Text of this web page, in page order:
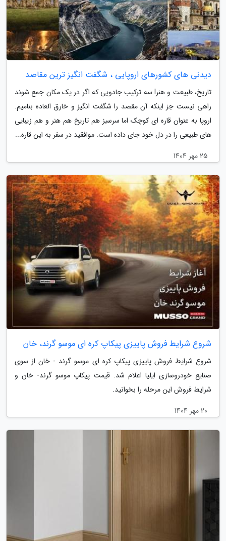
دیدنی های کشورهای اروپایی ، شگفت انگیز ترین مقاصد
تاریخ، طبیعت و هنر! سه ترکیب جادویی که اگر در یک مکان جمع شوند
راهی نیست جز اینکه آن مقصد را شگفت انگیز و خارق العاده بنامیم.
اروپا به عنوان قاره ای کوچک اما سرسبز هم تاریخ هم هنر و هم زیبایی
های طبیعی را در دل خود جای داده است. موافقید در سفر به این قاره...
25 مهر 1404
شروع شرایط فروش پاییزی پیکاپ کره ای موسو گرند، خان
شروع شرایط فروش پاییزی پیکاپ کره ای موسو گرند - خان از سوی
صنایع خودروسازی ایلیا اعلام شد. قیمت پیکاپ موسو گرند- خان و
شرایط فروش این مرحله را بخوانید.
20 مهر 1404